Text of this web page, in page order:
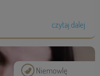
czytaj dalej
Niemowlę